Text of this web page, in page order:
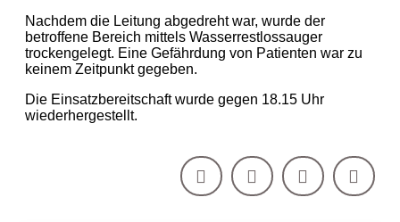
Nachdem die Leitung abgedreht war, wurde der
betroffene Bereich mittels Wasserrestlossauger
trockengelegt. Eine Gefährdung von Patienten war zu
keinem Zeitpunkt gegeben.
Die Einsatzbereitschaft wurde gegen 18.15 Uhr
wiederhergestellt.